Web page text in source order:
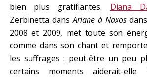
bien plus gratifiantes. Diana
Zerbinetta dansAriane à Naxos
2008 et 2009, met toute son
comme dans son chant et
les suffrages : peut-être un peu
certains moments aiderait-